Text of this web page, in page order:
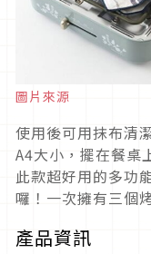
圖片來源
使用後可用抹布清
A4大小，擺在餐桌
此款超好用的多功
囉！一次擁有三個
產品資訊